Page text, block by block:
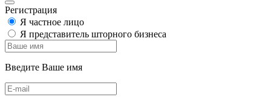
Регистрация
Я частное лицо
Я представитель шторного бизнеса
Введите Ваше имя